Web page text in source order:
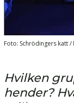
Foto: Schrödingers katt /
Hvilken
hender?